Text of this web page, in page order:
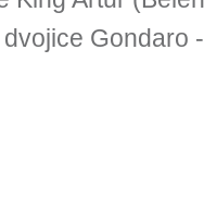
Gondaro